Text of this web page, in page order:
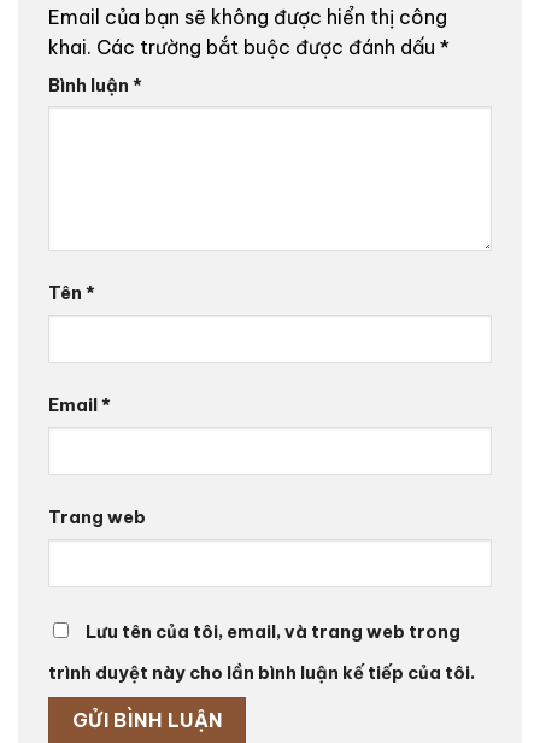
Email của bạn sẽ không được hiển thị công
khai. Các trường bắt buộc được đánh dấu *
Bình luận *
Tên *
Email*
Trang web
Lưu tên của tôi, email, và trang web trong
trình duyệt này cho lần bình luận kế tiếp của tôi.